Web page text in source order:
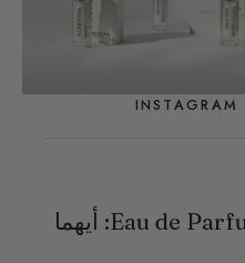
Eau de Toilette مقابل Eau de Parfum: أيهما